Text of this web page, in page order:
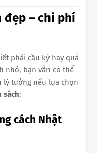
đẹp – chi phí
phải cầu kỳ hay quá
nhỏ, bạn vẫn có thể
lý tưởng nếu lựa chọn
sách:
cách Nhật